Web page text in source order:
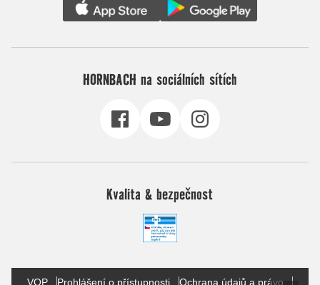
HORNBACH na sociálních sítích
Kvalita & bezpečnost
VOP Prohlášení o přístupnosti Ochrana údajů a právo